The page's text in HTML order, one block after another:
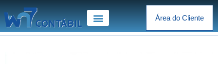
Área do Cliente